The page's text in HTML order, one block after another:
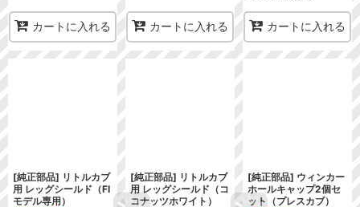
カートに入れる カートに入れる カートに入れる
[純正部品] リトルカブ
用 レッグシールド（FI
モデル専用）
[純正部品] リトルカブ
用 レッグシールド（コ
コナッツホワイト）
[純正部品] ウィンカー
ホールキャップ2個セ
ット（プレスカブ）